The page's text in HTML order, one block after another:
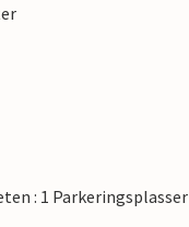
: 1 Parkeringsplasser